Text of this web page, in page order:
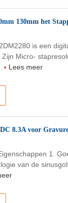
130mm het
is een
Micro-
Lees meer
8.3A voor
1.
van de